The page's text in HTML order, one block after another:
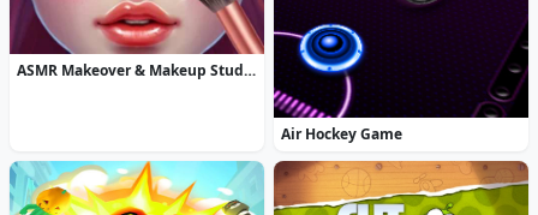
ASMR Makeover & Makeup Studio
Air Hockey Game